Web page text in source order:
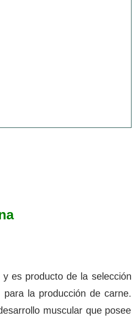
es producto de la selección
la producción de carne.
muscular que posee